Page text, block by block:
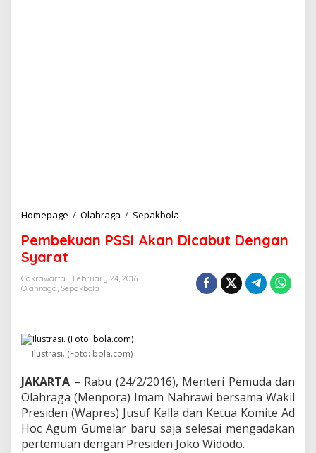
Homepage / Olahraga / Sepakbola
m
A
k
a
n
D
i
Pembekuan PSSI Akan Dicabut Dengan
Syarat
Cakrawarta
February 24, 2016
Olahraga, Sepakbola
Ilustrasi. (Foto: bola.com)
JAKARTA – Rabu (24/2/2016), Menteri Pemuda dan
Olahraga (Menpora) Imam Nahrawi bersama Wakil
Presiden (Wapres) Jusuf Kalla dan Ketua Komite Ad
Hoc Agum Gumelar baru saja selesai mengadakan
pertemuan dengan Presiden Joko Widodo.